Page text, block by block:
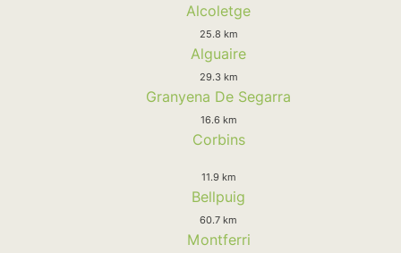
Alcoletge
25.8 km
Alguaire
29.3 km
Granyena De Segarra
16.6 km
Corbins
11.9 km
Bellpuig
60.7 km
Montferri